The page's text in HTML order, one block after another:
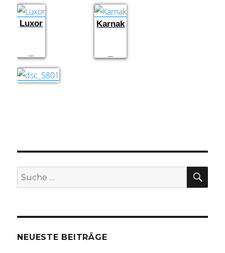
Luxor Karnak
Suche
nach:
NEUESTE BEITRÄGE